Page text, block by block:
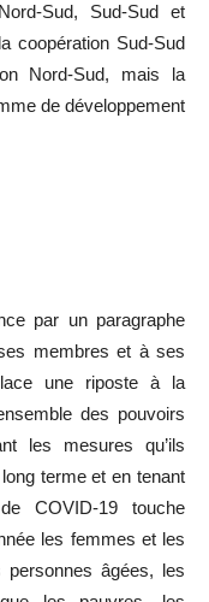
Sud, Sud-Sud et
coopération Sud-Sud
Nord-Sud, mais la
de développement
par un paragraphe
membres et à ses
une riposte à la
des pouvoirs
les mesures qu’ils
terme et en tenant
COVID-19 touche
les femmes et les
personnes âgées, les